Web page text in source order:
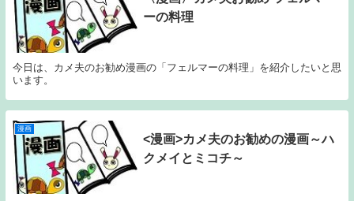
ーの料理
今日は、カメ夫のお勧め漫画の「フェルマーの料理」を紹介したいと思
います。
漫画
<漫画>カメ夫のお勧めの漫画～ハ
クメイとミコチ～